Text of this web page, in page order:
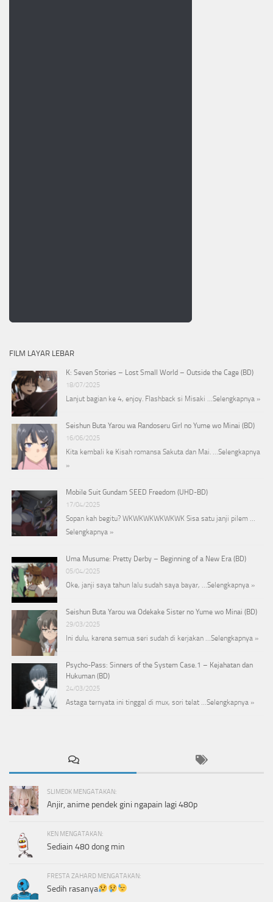
FILM LAYAR LEBAR
K: Seven Stories – Lost Small World – Outside the Cage (BD)
18/07/2025
Lanjut bagian ke 4, enjoy. Flashback si Misaki …Selengkapnya »
Seishun Buta Yarou wa Randoseru Girl no Yume wo Minai (BD)
16/06/2025
Kita kembali ke Kisah romansa Sakuta dan Mai. …Selengkapnya
»
Mobile Suit Gundam SEED Freedom (UHD-BD)
17/04/2025
Sopan kah begitu? WKWKWKWKWKWK Sisa satu janji pilem …
Selengkapnya »
Uma Musume: Pretty Derby – Beginning of a New Era (BD)
05/04/2025
Oke, janji saya tahun lalu sudah saya bayar, …Selengkapnya »
Seishun Buta Yarou wa Odekake Sister no Yume wo Minai (BD)
29/03/2025
Ini dulu, karena semua seri sudah di kerjakan …Selengkapnya »
Psycho-Pass: Sinners of the System Case.1 – Kejahatan dan
Hukuman (BD)
24/03/2025
Astaga ternyata ini tinggal di mux, sori telat …Selengkapnya »
SLIME0K MENGATAKAN:
Anjir, anime pendek gini ngapain lagi 480p
KEN MENGATAKAN:
Sediain 480 dong min
FRESTA ZAHARD MENGATAKAN:
Sedih rasanya